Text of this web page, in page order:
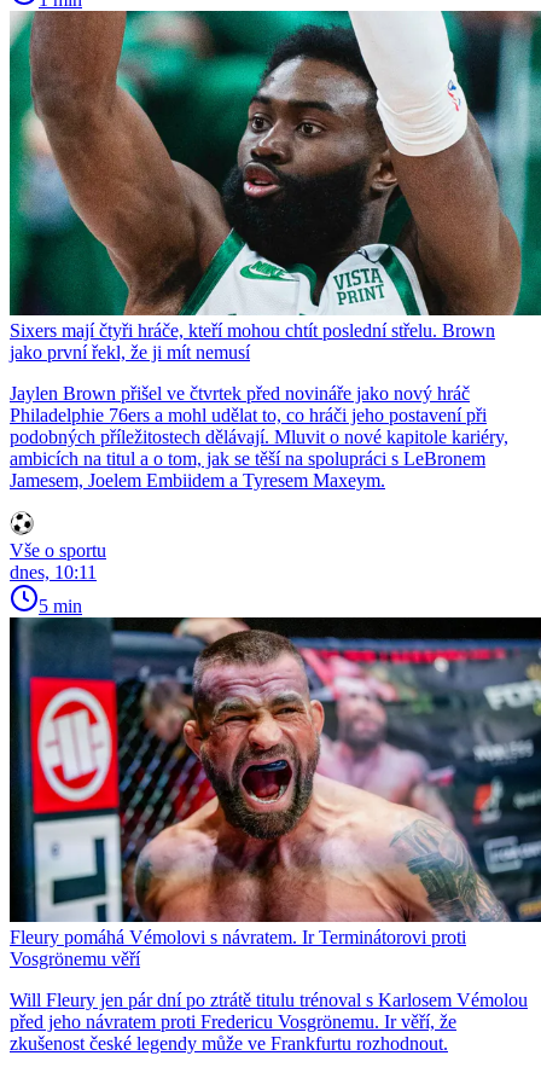
Sixers mají čtyři hráče, kteří mohou chtít poslední střelu. Brown
jako první řekl, že ji mít nemusí
Jaylen Brown přišel ve čtvrtek před novináře jako nový hráč
Philadelphie 76ers a mohl udělat to, co hráči jeho postavení při
podobných příležitostech dělávají. Mluvit o nové kapitole kariéry,
ambicích na titul a o tom, jak se těší na spolupráci s LeBronem
Jamesem, Joelem Embiidem a Tyresem Maxeym.
Vše o sportu
dnes, 10:11
5 min
Fleury pomáhá Vémolovi s návratem. Ir Terminátorovi proti
Vosgrönemu věří
Will Fleury jen pár dní po ztrátě titulu trénoval s Karlosem Vémolou
před jeho návratem proti Fredericu Vosgrönemu. Ir věří, že
zkušenost české legendy může ve Frankfurtu rozhodnout.